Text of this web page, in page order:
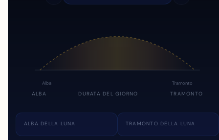
Alba Tramonto
ALBA DURATA DEL GIORNO TRAMONTO
ALBA DELLA LUNA TRAMONTO DELLA LUNA